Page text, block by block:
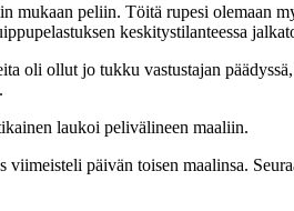
peliin. Töitä rupesi olemaan
keskitystilanteessa
oli ollut jo tukku vastustajan
laukoi pelivälineen maaliin.
päivän toisen maalinsa.